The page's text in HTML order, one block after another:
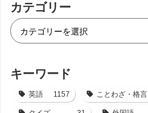
カテゴリー
キーワード
英語 1157 ことわざ・格言